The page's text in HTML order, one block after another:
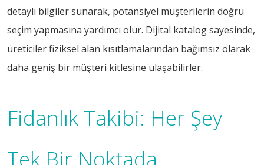
detaylı bilgiler sunarak, potansiyel müşterilerin doğru
seçim yapmasına yardımcı olur. Dijital katalog sayesinde,
üreticiler fiziksel alan kısıtlamalarından bağımsız olarak
daha geniş bir müşteri kitlesine ulaşabilirler.
Fidanlık Takibi: Her Şey
Tek Bir Noktada